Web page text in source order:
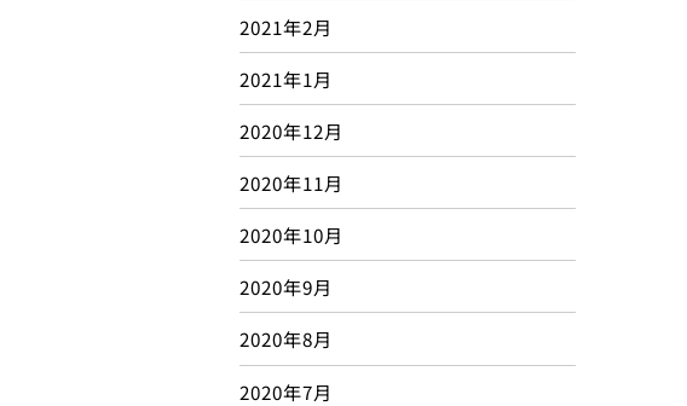
2021年2月
2021年1月
2020年12月
2020年11月
2020年10月
2020年9月
2020年8月
2020年7月